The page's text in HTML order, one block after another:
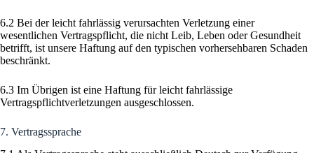
6.2 Bei der leicht fahrlässig verursachten Verletzung einer
wesentlichen Vertragspflicht, die nicht Leib, Leben oder Gesundheit
betrifft, ist unsere Haftung auf den typischen vorhersehbaren Schaden
beschränkt.
6.3 Im Übrigen ist eine Haftung für leicht fahrlässige
Vertragspflichtverletzungen ausgeschlossen.
7. Vertragssprache